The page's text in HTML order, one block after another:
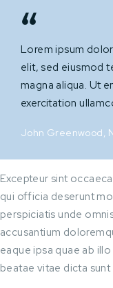
Lorem ipsum
elit, sed eiusmod
magna aliqua. Ut
exercitation
John Greenwood,
Excepteur sint
qui officia deserunt
perspiciatis unde
accusantium
eaque ipsa quae ab
beatae vitae dicta sunt